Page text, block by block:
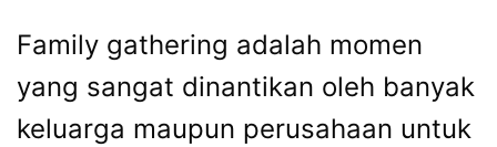
Family gathering adalah momen
yang sangat dinantikan oleh banyak
keluarga maupun perusahaan untuk